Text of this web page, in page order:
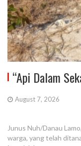
“Api Dalam
August 7, 2026
Junus Nuh/Danau
warga, yang telah